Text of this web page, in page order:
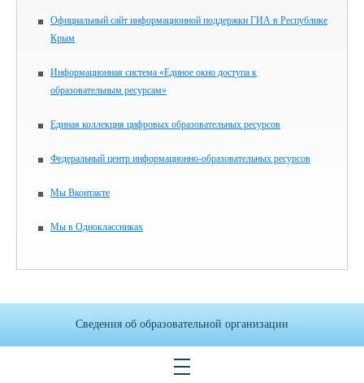
Официальный сайт информационной поддержки ГИА в Республике
Крым
Информационная система «Единое окно доступа к
образовательным ресурсам»
Единая коллекция цифровых образовательных ресурсов
Федеральный центр информационно-образовательных ресурсов
Мы Вконтакте
Мы в Одноклассниках
Сведения об образовательной организации